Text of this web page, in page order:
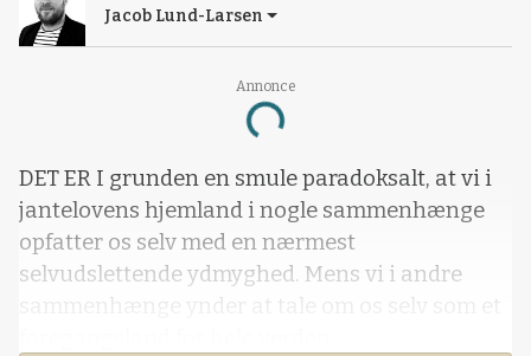
Annonce
Loading...
Jacob Lund-Larsen
DET ER I grunden en smule paradoksalt, at vi i
jantelovens hjemland i nogle sammenhænge
opfatter os selv med en nærmest
selvudslettende ydmyghed. Mens vi i andre
sammenhænge ynder at tale om os selv som et